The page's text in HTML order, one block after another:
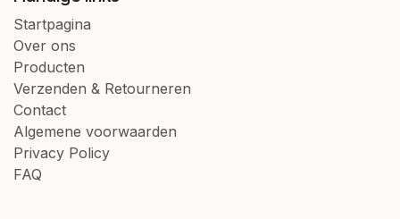
Startpagina
Over ons
Producten
Verzenden & Retourneren
Contact
Algemene voorwaarden
Privacy Policy
FAQ